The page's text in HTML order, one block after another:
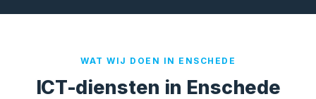
WAT WIJ DOEN IN ENSCHEDE
ICT-diensten in Enschede